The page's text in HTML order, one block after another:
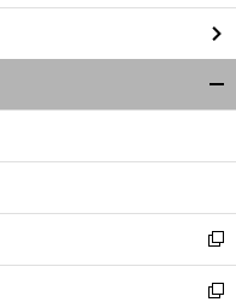
し
い
ウ
ィ
ン
ウ
開
く
新
し
い
新